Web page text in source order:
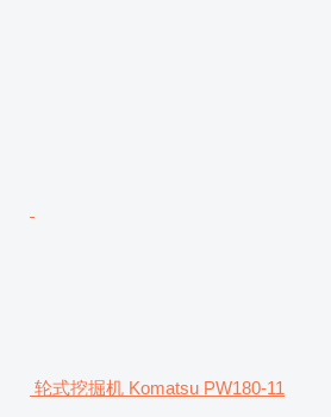
轮式挖掘机 Komatsu PW180-11